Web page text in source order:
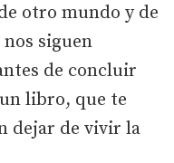
otro mundo y de
siguen
de concluir
libro, que te
dejar de vivir la